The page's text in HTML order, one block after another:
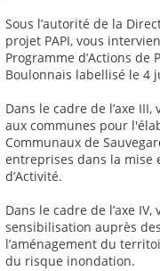
Sous l’autorité de la
projet PAPI, vous
Programme d’Actions de
Boulonnais labellisé le 4
Dans le cadre de l’axe
aux communes pour
Communaux de
entreprises dans la mise
d’Activité.
Dans le cadre de l’axe
sensibilisation auprès
l’aménagement du
du risque inondation.